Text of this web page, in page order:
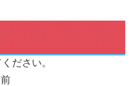
ださい。